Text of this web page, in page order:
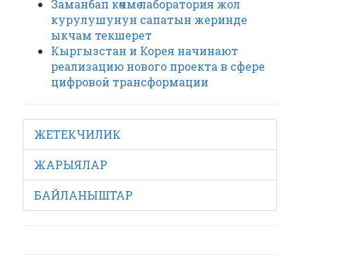
Заманбап көчмө лаборатория жол
курулушунун сапатын жеринде
ыкчам текшерет
Кыргызстан и Корея начинают
реализацию нового проекта в сфере
цифровой трансформации
ЖЕТЕКЧИЛИК
ЖАРЫЯЛАР
БАЙЛАНЫШТАР